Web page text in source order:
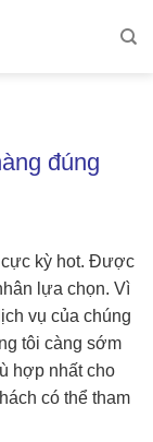
đúng
cực kỳ hot. Được
lựa chọn. Vì
vụ của chúng
tôi càng sớm
hợp nhất cho
có thể tham